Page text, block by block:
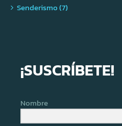
Senderismo (7)
¡SUSCRÍBETE!
Nombre